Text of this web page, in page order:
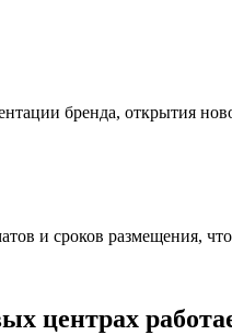
бренда, открытия
и сроков размещения,
центрах